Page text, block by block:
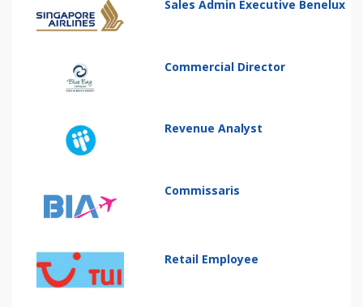
Sales Admin Executive Benelux
Commercial Director
Revenue Analyst
Commissaris
Retail Employee